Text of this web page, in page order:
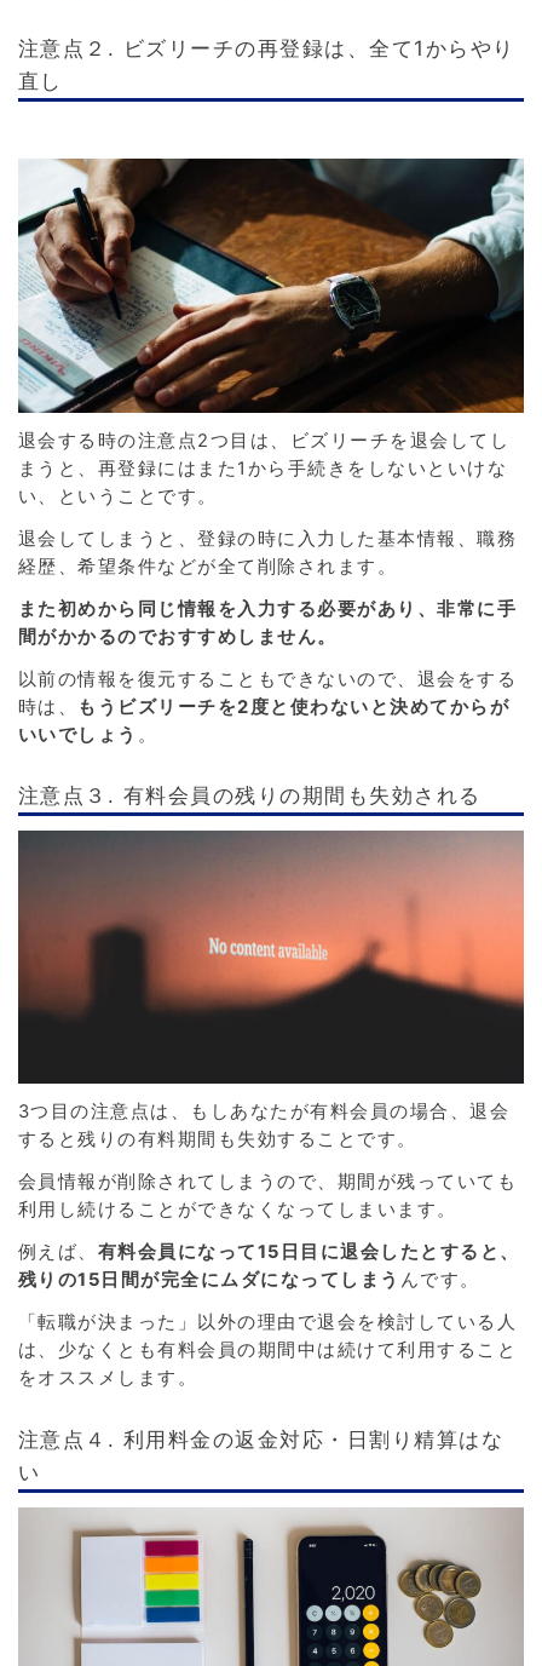
注意点２. ビズリーチの再登録は、全て1からやり
直し
退会する時の注意点2つ目は、ビズリーチを退会してし
まうと、再登録にはまた1から手続きをしないといけな
い、ということです。
退会してしまうと、登録の時に入力した基本情報、職務
経歴、希望条件などが全て削除されます。
また初めから同じ情報を入力する必要があり、非常に手
間がかかるのでおすすめしません。
以前の情報を復元することもできないので、退会をする
時は、 もうビズリーチを2度と使わないと決めてからが
いいでしょう 。
注意点３. 有料会員の残りの期間も失効される
3つ目の注意点は、もしあなたが有料会員の場合、退会
すると残りの有料期間も失効することです。
会員情報が削除されてしまうので、期間が残っていても
利用し続けることができなくなってしまいます。
例えば、 有料会員になって15日目に退会したとすると、
残りの15日間が完全にムダになってしまう んです。
「転職が決まった」以外の理由で退会を検討している人
は、少なくとも有料会員の期間中は続けて利用すること
をオススメします。
注意点４. 利用料金の返金対応・日割り精算はな
い